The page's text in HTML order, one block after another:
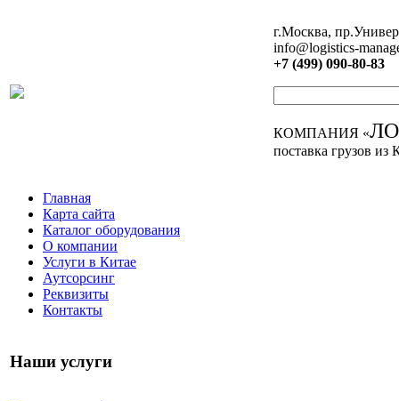
г.Москва,
info@logistics-
+7 (499) 090-80-83
КОМПАНИЯ «
поставка грузов из
Главная
Карта сайта
Каталог оборудования
О компании
Услуги в Китае
Аутсорсинг
Реквизиты
Контакты
Наши услуги